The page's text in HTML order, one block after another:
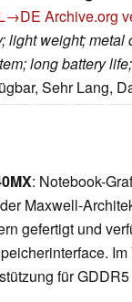
Archive.org
light weight; metal
long battery
Sehr Lang,
: Notebook-
Maxwell-
gefertigt und
für